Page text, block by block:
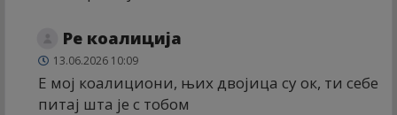
Ре коалиција
13.06.2026 10:09
Е мој коалициони, њих двојица су ок, ти себе
питај шта је с тобом